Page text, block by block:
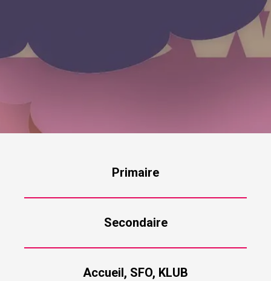
Primaire
Secondaire
Accueil, SFO, KLUB